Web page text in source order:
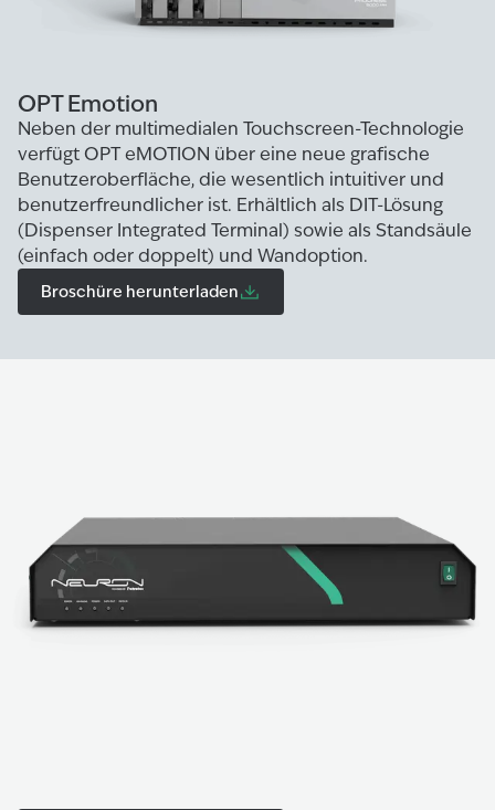
OPT Emotion
Neben der multimedialen Touchscreen-Technologie
verfügt OPT eMOTION über eine neue grafische
Benutzeroberfläche, die wesentlich intuitiver und
benutzerfreundlicher ist. Erhältlich als DIT-Lösung
(Dispenser Integrated Terminal) sowie als Standsäule
(einfach oder doppelt) und Wandoption.
Broschüre herunterladen